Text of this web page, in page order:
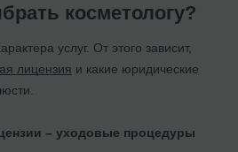
косметологу?
услуг. От этого зависит,
лицензия и какие юридические
– уходовые процедуры